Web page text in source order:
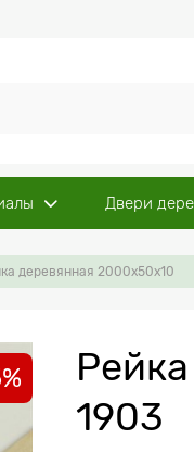
Двери
деревянная 2000x50х10
1903